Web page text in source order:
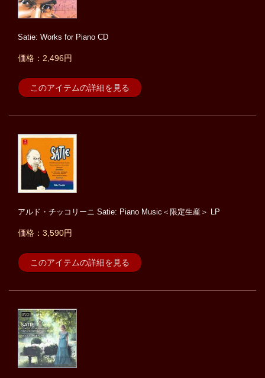
Satie: Works for Piano CD
価格：2,496円
このアイテムの詳細を見る
アルド・チッコリーニ Satie: Piano Music＜限定生産＞ LP
価格：3,590円
このアイテムの詳細を見る